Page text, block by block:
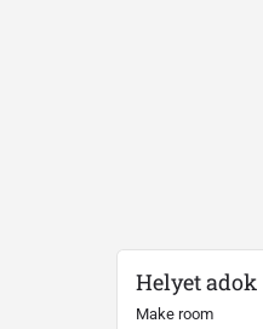
Helyet adok
Make room